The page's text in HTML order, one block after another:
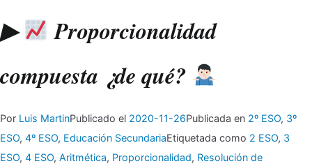
▶
Proporcionalidad
compuesta ¿de qué?
Por Luis MartinPublicado el 2020-11-26Publicada en 2º ESO, 3º
ESO, 4º ESO, Educación SecundariaEtiquetada como 2 ESO, 3
ESO, 4 ESO, Aritmética, Proporcionalidad, Resolución de